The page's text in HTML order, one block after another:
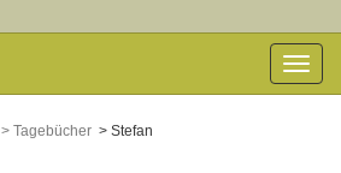
Toggle
> Tagebücher > Stefan